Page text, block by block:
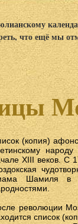
что ещё мы
(копия)
XIII веков. С
Шамиля в
революции
список